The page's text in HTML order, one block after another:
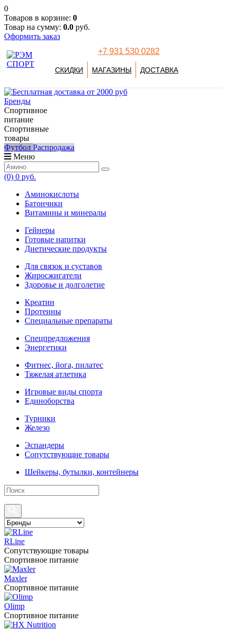
0
Товаров в корзине: 0
Товар на сумму: 0.0 руб.
Оформить заказ
+7 931 530 0282
СКИДКИ МАГАЗИНЫ ДОСТАВКА
Бренды
Спортивное
питание
Спортивные
товары
Футбол Распродажа
Меню
(0) 0 руб.
Аминокислоты
Батончики
Витамины и минералы
Гейнеры
Готовые напитки
Диетические продукты
Для связок и суставов
Жиросжигатели
Здоровье и долголетие
Креатин
Протеины
Специальные препараты
Спецпредложения
Энергетики
Фитнес, йога, пилатес
Тяжелая атлетика
Игровые виды спорта
Единоборства
Турники
Железо
Эспандеры
Сопутствующие товары
Шейкеры, бутылки, контейнеры
RLine
Сопутствующие товары
Спортивное питание
Maxler
Спортивное питание
Olimp
Спортивное питание